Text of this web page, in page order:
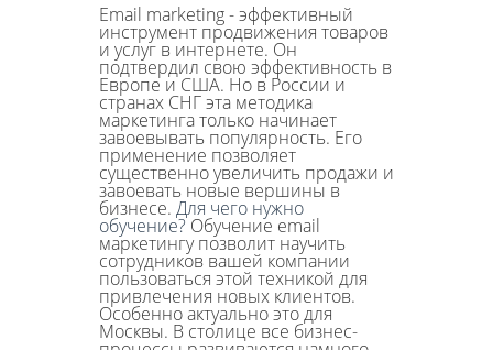
Email marketing - эффективный
инструмент продвижения товаров
и услуг в интернете. Он
подтвердил свою эффективность в
Европе и США. Но в России и
странах СНГ эта методика
маркетинга только начинает
завоевывать популярность. Его
применение позволяет
существенно увеличить продажи и
завоевать новые вершины в
бизнесе. Для чего нужно
обучение?Обучение email
маркетингу позволит научить
сотрудников вашей компании
пользоваться этой техникой для
привлечения новых клиентов.
Особенно актуально это для
Москвы. В столице все бизнес-